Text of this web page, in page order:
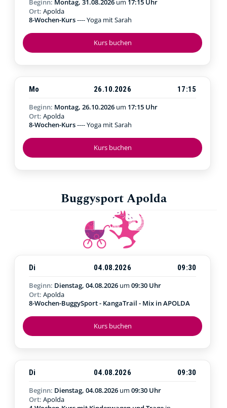
Kurs buchen
Beginn: Montag, 31.08.2026 um 17:15 Uhr
Ort: Apolda
8-Wochen-Kurs---- Yoga mit Sarah
Kurs buchen
Mo 26.10.2026
17:15
Beginn: Montag, 26.10.2026 um 17:15 Uhr
Ort: Apolda
8-Wochen-Kurs---- Yoga mit Sarah
Buggysport Apolda
Kurs buchen
Di 04.08.2026
09:30
Beginn: Dienstag, 04.08.2026 um 09:30 Uhr
Ort: Apolda
8-Wochen-BuggySport - KangaTrail - Mix in APOLDA
Di 04.08.2026
09:30
Beginn: Dienstag, 04.08.2026 um 09:30 Uhr
Ort: Apolda